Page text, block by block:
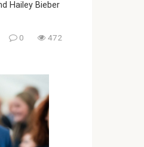
Hailey Bieber
0 472